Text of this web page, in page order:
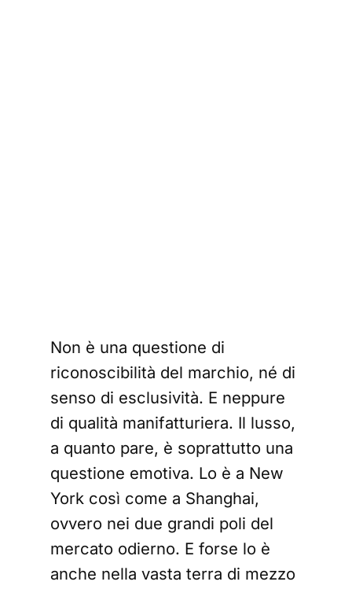
Non è una questione di
riconoscibilità del marchio, né di
senso di esclusività. E neppure
di qualità manifatturiera. Il lusso,
a quanto pare, è soprattutto una
questione emotiva. Lo è a New
York così come a Shanghai,
ovvero nei due grandi poli del
mercato odierno. E forse lo è
anche nella vasta terra di mezzo